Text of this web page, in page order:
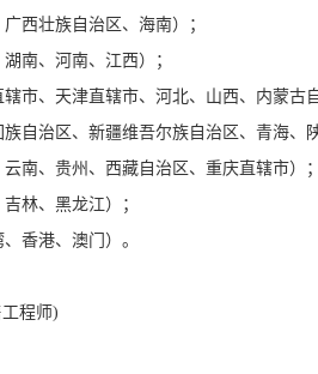
西壮族自治区、海南）；
南、河南、江西）；
市、天津直辖市、河北、山西、内蒙古
自治区、新疆维吾尔族自治区、青海、
南、贵州、西藏自治区、重庆直辖市）
林、黑龙江）；
香港、澳门）。
程师)